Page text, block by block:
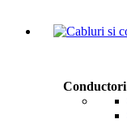
Conductori